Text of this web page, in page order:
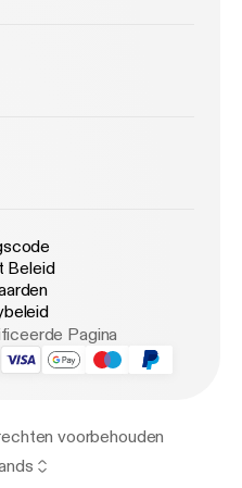
Beleid
Pagina
voorbehouden